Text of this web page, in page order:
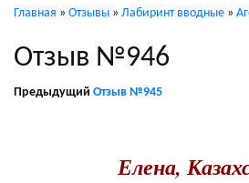
Главная » Отзывы » Лабиринт вводные »
Отзыв №946
Предыдущий Отзыв №945
Елена,